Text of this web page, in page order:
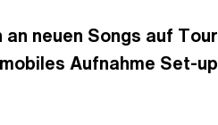
neuen Songs auf
Aufnahme Set-